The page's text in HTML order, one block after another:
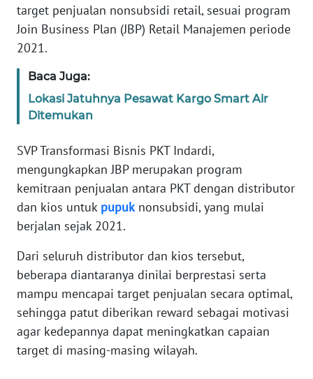
target penjualan nonsubsidi retail, sesuai program
Join Business Plan (JBP) Retail Manajemen periode
2021.
Baca Juga:
Lokasi Jatuhnya Pesawat Kargo Smart Air
Ditemukan
SVP Transformasi Bisnis PKT Indardi,
mengungkapkan JBP merupakan program
kemitraan penjualan antara PKT dengan distributor
dan kios untuk pupuknonsubsidi, yang mulai
berjalan sejak 2021.
Dari seluruh distributor dan kios tersebut,
beberapa diantaranya dinilai berprestasi serta
mampu mencapai target penjualan secara optimal,
sehingga patut diberikan reward sebagai motivasi
agar kedepannya dapat meningkatkan capaian
target di masing-masing wilayah.
Wahana
News
Regional
WN
SUMUT
JAKARTA
WN
JABAR
WN
NTT
WN
KEPRI